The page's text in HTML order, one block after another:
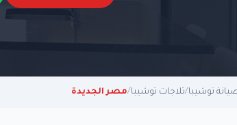
توشيبا/ثلاجات توشيبا/مصر الجديدة